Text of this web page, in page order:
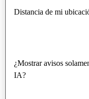
Distancia de mi
¿Mostrar avisos
IA?